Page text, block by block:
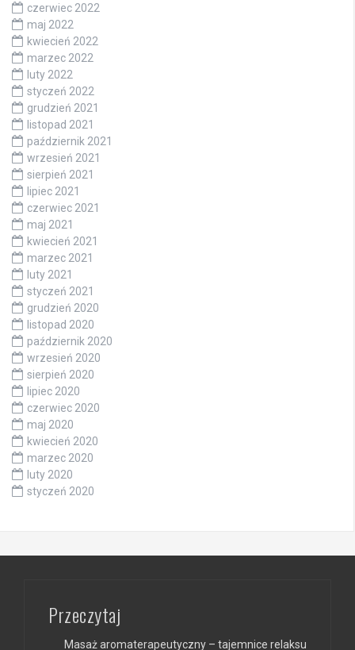
czerwiec 2022
maj 2022
kwiecień 2022
marzec 2022
luty 2022
styczeń 2022
grudzień 2021
listopad 2021
październik 2021
wrzesień 2021
sierpień 2021
lipiec 2021
czerwiec 2021
maj 2021
kwiecień 2021
marzec 2021
luty 2021
styczeń 2021
grudzień 2020
listopad 2020
październik 2020
wrzesień 2020
sierpień 2020
lipiec 2020
czerwiec 2020
maj 2020
kwiecień 2020
marzec 2020
luty 2020
styczeń 2020
Przeczytaj
Masaż aromaterapeutyczny – tajemnice relaksu